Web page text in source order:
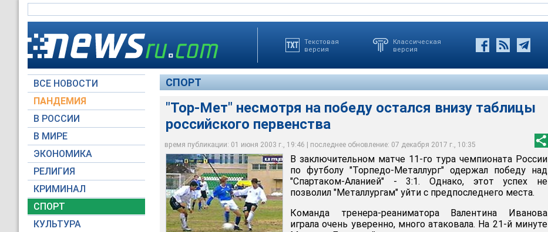
Текстовая
версия
Классическая
версия
ВСЕ НОВОСТИ
ПАНДЕМИЯ
В РОССИИ
В МИРЕ
ЭКОНОМИКА
РЕЛИГИЯ
КРИМИНАЛ
СПОРТ
КУЛЬТУРА
СПОРТ
"Тор-Мет" несмотря на победу остался внизу таблицы
российского первенства
время публикации: 01 июня 2003 г., 19:46 | последнее обновление: 07 декабря 2017 г., 10:35
"Тор-Мет" выиграл у "Спартака-Алании"
Архив NEWSru.com
В заключительном матче 11-го тура чемпионата России
по футболу "Торпедо-Металлург" одержал победу над
"Спартаком-Аланией" - 3:1. Однако, этот успех не
позволил "Металлургам" уйти с предпоследнего места.
Команда тренера-реаниматора Валентина Иванова
играла очень уверенно, много атаковала. На 21-й минуте